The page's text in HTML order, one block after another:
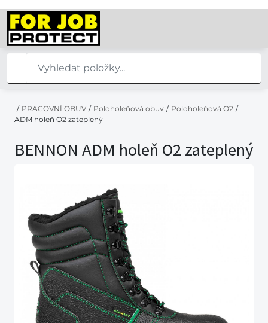
/ PRACOVNÍ OBUV / Poloholeňová obuv / Poloholeňová O2 /
ADM holeň O2 zateplený
BENNON ADM holeň O2 zateplený